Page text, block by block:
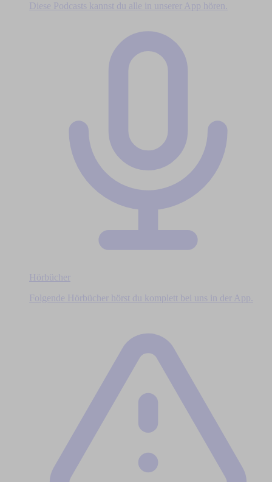
Diese Podcasts kannst du alle in unserer App hören.
Hörbücher
Folgende Hörbücher hörst du komplett bei uns in der App.